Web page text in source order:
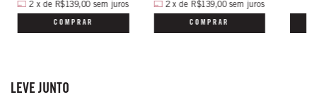
2 xde R$139,00 sem juros
COMPRAR
2 xde R$139,00 sem juros
COMPRAR
LEVE JUNTO